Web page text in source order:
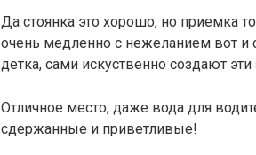
Да стоянка это хорошо, но приемка
очень медленно с нежеланием вот и
детка, сами искуственно создают
Отличное место, даже вода для
сдержанные и приветливые!